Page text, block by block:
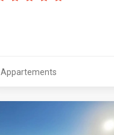
Appartements